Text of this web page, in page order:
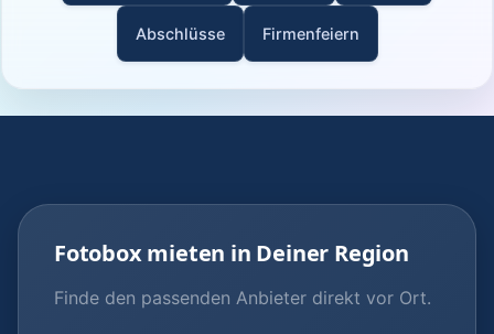
Abschlüsse Firmenfeiern
Fotobox mieten in Deiner Region
Finde den passenden Anbieter direkt vor Ort.